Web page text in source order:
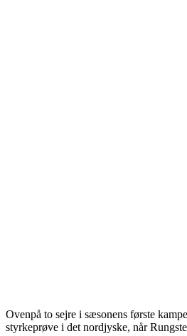
Ovenpå to sejre i sæsonens første
styrkeprøve i det nordjyske, når